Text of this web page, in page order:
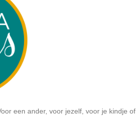
een ander, voor jezelf, voor je kindje of